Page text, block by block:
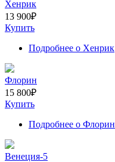
Хенрик
13 900₽
Купить
Подробнее о Хенрик
Флорин
15 800₽
Купить
Подробнее о Флорин
Венеция-5